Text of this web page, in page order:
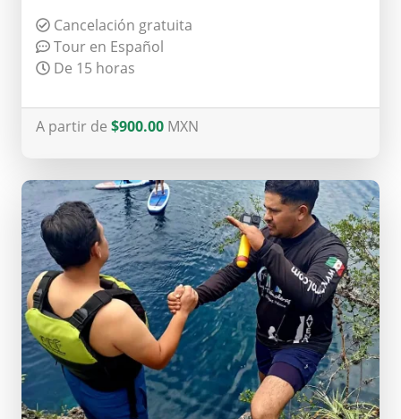
Cancelación gratuita
Tour en Español
De 15 horas
A partir de $900.00 MXN